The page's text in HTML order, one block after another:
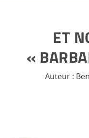
ET
«
Auteur :